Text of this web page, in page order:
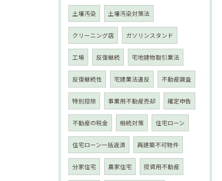
土壌汚染 土壌汚染対策法
クリーニング店 ガソリンスタンド
工場 反復継続 宅地建物取引業法
反復継続性 宅建業法違反 不動産調査
特別控除 事業用不動産売却 確定申告
不動産の税金 相続対策 住宅ローン
住宅ローン一括返済 再建築不可物件
分家住宅 農家住宅 投資用不動産